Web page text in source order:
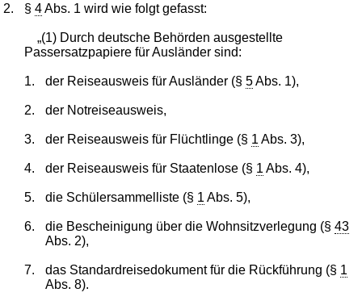
2. §4Abs. 1 wird wie folgt gefasst:
„(1) Durch deutsche Behörden ausgestellte
Passersatzpapiere für Ausländer sind:
1. der Reiseausweis für Ausländer (§ 5Abs. 1),
2. der Notreiseausweis,
3. der Reiseausweis für Flüchtlinge (§ 1 Abs. 3),
4. der Reiseausweis für Staatenlose (§ 1 Abs. 4),
5. die Schülersammelliste (§ 1 Abs. 5),
6. die Bescheinigung über die Wohnsitzverlegung (§ 43
Abs. 2),
7. das Standardreisedokument für die Rückführung (§ 1
Abs. 8).